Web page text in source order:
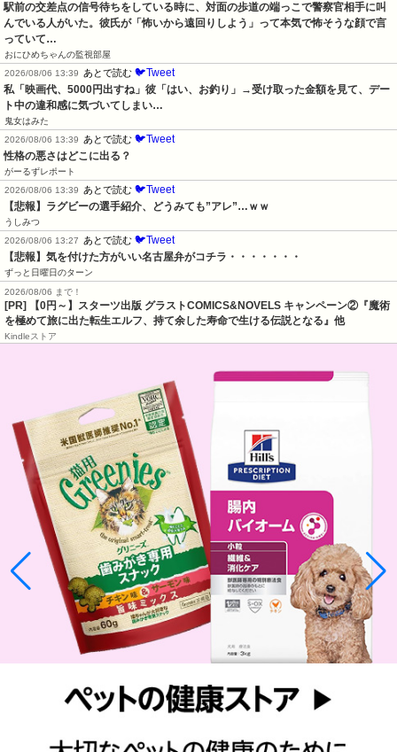
駅前の交差点の信号待ちをしている時に、対面の歩道の端っこで警察官相手に叫
んでいる人がいた。彼氏が「怖いから遠回りしよう」って本気で怖そうな顔で言
っていて…
おにひめちゃんの監視部屋
2026/08/06 13:39
あとで読む 🐦Tweet
私「映画代、5000円出すね」彼「はい、お釣り」→受け取った金額を見て、デー
ト中の違和感に気づいてしまい…
鬼女はみた
2026/08/06 13:39
あとで読む 🐦Tweet
性格の悪さはどこに出る？
がーるずレポート
2026/08/06 13:39
あとで読む 🐦Tweet
【悲報】ラグビーの選手紹介、どうみても”アレ”…ｗｗ
うしみつ
2026/08/06 13:27
あとで読む 🐦Tweet
【悲報】気を付けた方がいい名古屋弁がコチラ・・・・・・・
ずっと日曜日のターン
2026/08/06 まで！
[PR] 【0円～】スターツ出版 グラストCOMICS&NOVELS キャンペーン②『魔術
を極めて旅に出た転生エルフ、持て余した寿命で生ける伝説となる』他
Kindleストア